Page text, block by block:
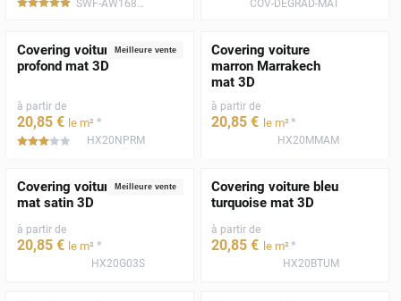
***** SWF-AW1680001 COV-DEGRAD-MAT
Meilleure vente
Covering voiture noir
profond mat 3D
à partir de
20,85 € le m² *
***** HX20NPRM
Covering voiture
marron Marrakech
mat 3D
à partir de
20,85 € le m²*
HX20MMAM
Meilleure vente
Covering voiture gris
mat satin 3D
à partir de
20,85 € le m² *
HX20G03S
Covering voiture bleu
turquoise mat 3D
à partir de
20,85 € le m²*
HX20BTUM